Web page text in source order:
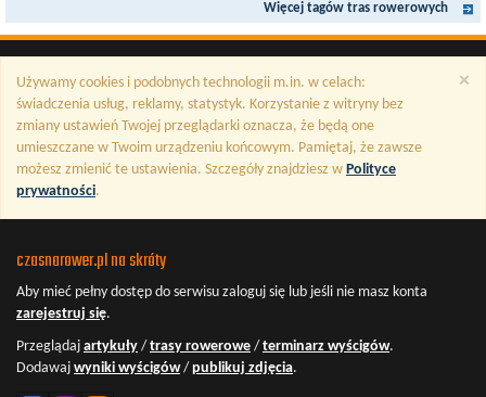
Więcej tagów tras rowerowych
×
Używamy cookies i podobnych technologii m.in. w celach:
świadczenia usług, reklamy, statystyk. Korzystanie z witryny bez
zmiany ustawień Twojej przeglądarki oznacza, że będą one
umieszczane w Twoim urządzeniu końcowym. Pamiętaj, że zawsze
możesz zmienić te ustawienia. Szczegóły znajdziesz w Polityce
prywatności.
czasnarower.pl na skróty
Aby mieć pełny dostęp do serwisu zaloguj się lub jeśli nie masz konta
zarejestruj się.
Przeglądaj artykuły / trasy rowerowe / terminarz wyścigów.
Dodawaj wyniki wyścigów/ publikuj zdjęcia.